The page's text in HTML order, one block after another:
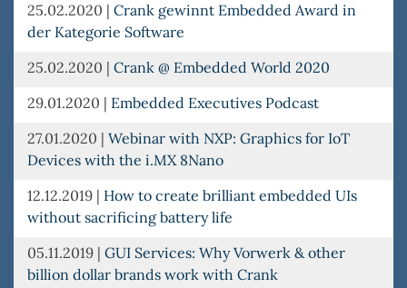
25.02.2020 | Crank gewinnt Embedded Award in
der Kategorie Software
25.02.2020 | Crank @ Embedded World 2020
29.01.2020 | Embedded Executives Podcast
27.01.2020 | Webinar with NXP: Graphics for IoT
Devices with the i.MX 8Nano
12.12.2019 | How to create brilliant embedded UIs
without sacrificing battery life
05.11.2019 | GUI Services: Why Vorwerk & other
billion dollar brands work with Crank